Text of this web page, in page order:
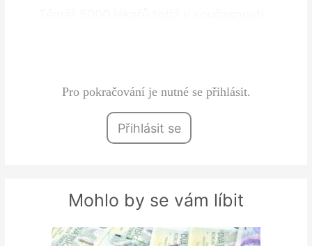
Pro pokračování je nutné se přihlásit.
Přihlásit se
Mohlo by se vám líbit